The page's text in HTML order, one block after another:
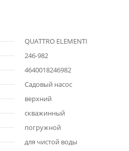
QUATTRO ELEMENTI
246-982
4640018246982
Садовый насос
верхний
скважинный
погружной
для чистой воды